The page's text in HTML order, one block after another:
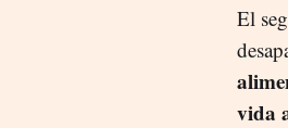
El
vida